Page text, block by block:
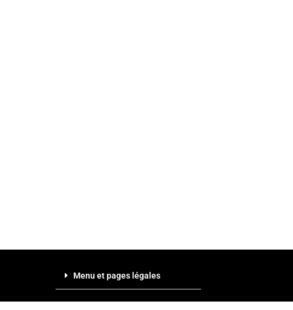
Menu et pages légales